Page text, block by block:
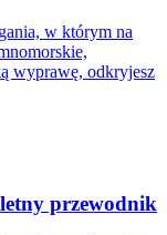
w którym na
wyprawę, odkryjesz
przewodnik